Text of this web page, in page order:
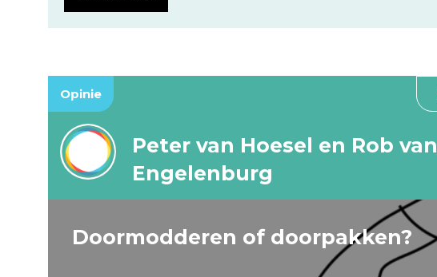
Opinie
Peter van Hoesel en Rob van
Engelenburg
Doormodderen of doorpakken?